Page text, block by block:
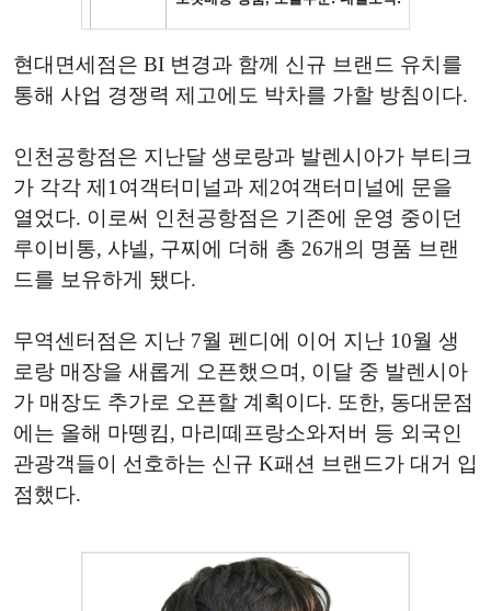
현대면세점은 BI 변경과 함께 신규 브랜드 유치를
통해 사업 경쟁력 제고에도 박차를 가할 방침이다.
인천공항점은 지난달 생로랑과 발렌시아가 부티크
가 각각 제1여객터미널과 제2여객터미널에 문을
열었다. 이로써 인천공항점은 기존에 운영 중이던
루이비통, 샤넬, 구찌에 더해 총 26개의 명품 브랜
드를 보유하게 됐다.
무역센터점은 지난 7월 펜디에 이어 지난 10월 생
로랑 매장을 새롭게 오픈했으며, 이달 중 발렌시아
가 매장도 추가로 오픈할 계획이다. 또한, 동대문점
에는 올해 마뗑킴, 마리떼프랑소와저버 등 외국인
관광객들이 선호하는 신규 K패션 브랜드가 대거 입
점했다.